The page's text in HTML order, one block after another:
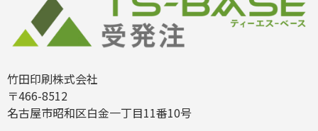
竹田印刷株式会社
〒466-8512
名古屋市昭和区白金一丁目11番10号